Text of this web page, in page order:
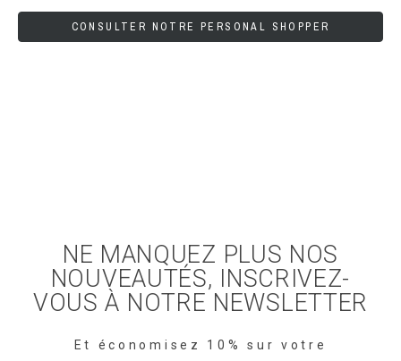
CONSULTER NOTRE PERSONAL SHOPPER
NE MANQUEZ PLUS NOS
NOUVEAUTÉS, INSCRIVEZ-
VOUS À NOTRE NEWSLETTER
Et économisez 10% sur votre